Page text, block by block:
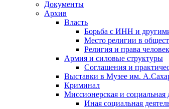
Документы
Архив
Власть
Борьба с ИНН и
Место религии в
Религия и права
Армия и силовые структуры
Соглашения и
Выставки в Музее им.
Криминал
Миссионерская и социальная
Иная социальная